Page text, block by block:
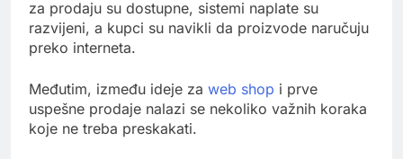
za prodaju su dostupne, sistemi naplate su
razvijeni, a kupci su navikli da proizvode naručuju
preko interneta.
Međutim, između ideje za web shop i prve
uspešne prodaje nalazi se nekoliko važnih koraka
koje ne treba preskakati.